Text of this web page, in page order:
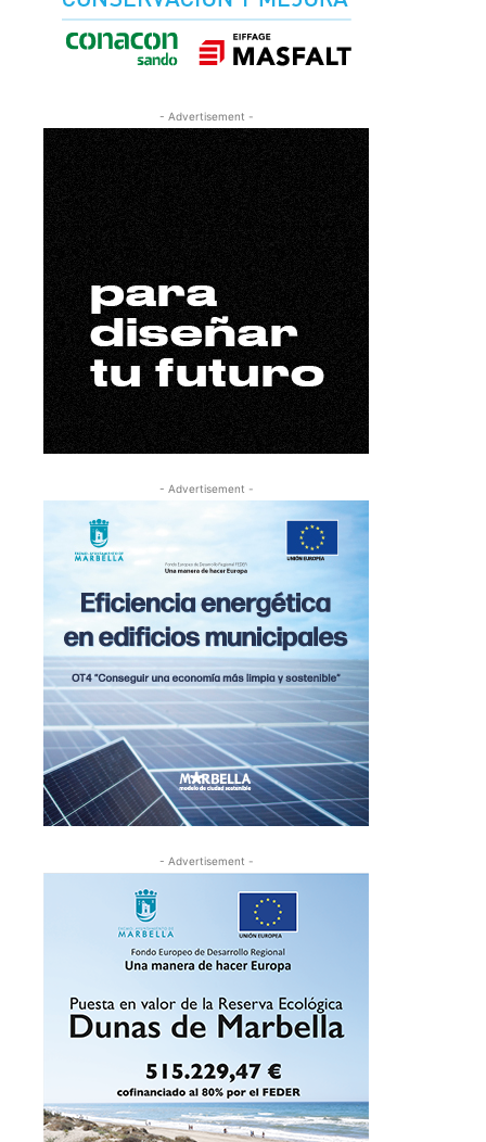
- Advertisement -
- Advertisement -
- Advertisement -